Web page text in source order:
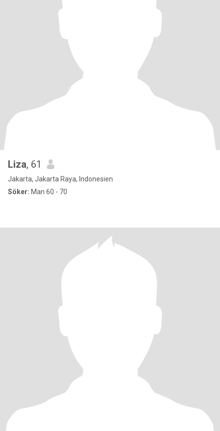
Liza, 61
Jakarta, Jakarta Raya, Indonesien
Söker: Man 60 - 70